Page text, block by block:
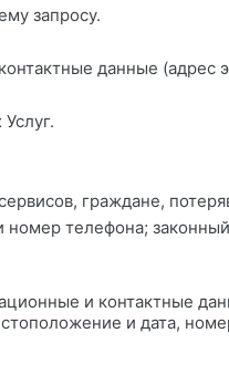
запросу.
данные (адрес
граждане,
номер телефона;
и контактные
и дата,